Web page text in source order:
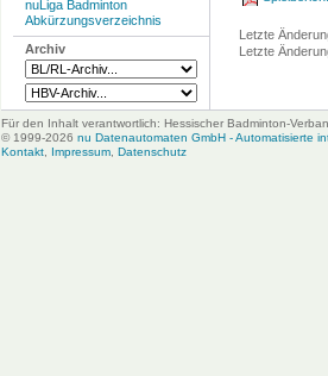
nuLiga Badminton
Abkürzungsverzeichnis
Archiv
Letzte
Letzte
Für den Inhalt verantwortlich: Hessischer Badminton-
© 1999-2026 nu Datenautomaten GmbH - Automatisierte
Kontakt, Impressum, Datenschutz